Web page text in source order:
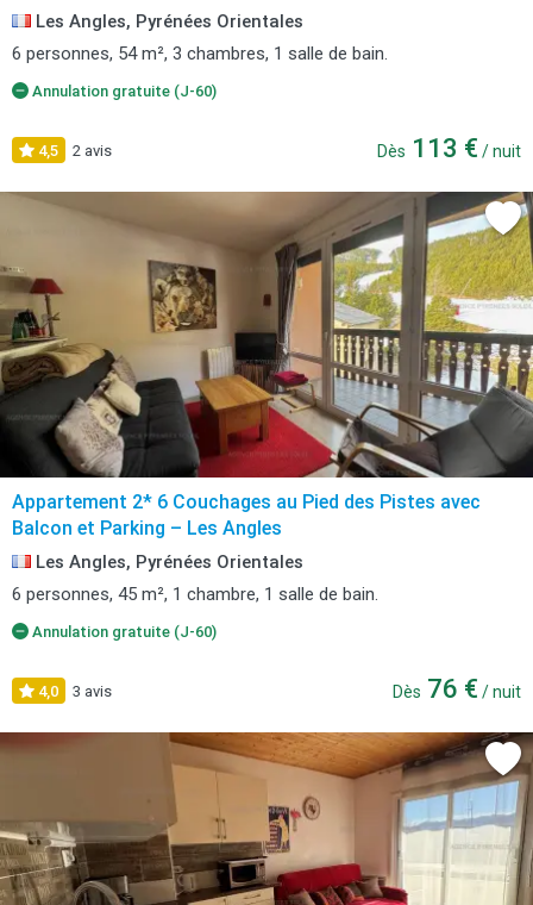
Les Angles, Pyrénées Orientales
6 personnes, 54 m², 3 chambres, 1 salle de bain.
Annulation gratuite (J-60)
4,5 2 avis Dès 113 € / nuit
Appartement 2* 6 Couchages au Pied des Pistes avec
Balcon et Parking – Les Angles
Les Angles, Pyrénées Orientales
6 personnes, 45 m², 1 chambre, 1 salle de bain.
Annulation gratuite (J-60)
4,0 3 avis Dès 76 € / nuit